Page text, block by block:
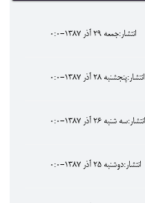
انتشار:جمعه 29 آذر 1387-0:0
انتشار:پنجشنبه 28 آذر 1387-0:0
انتشار:سه شنبه 26 آذر 1387-0:0
انتشار:دوشنبه 25 آذر 1387-0:0